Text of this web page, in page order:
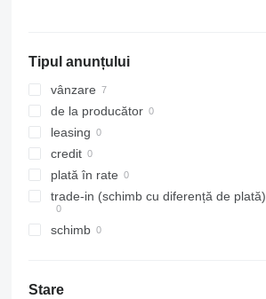
Tipul anunțului
vânzare
de la producător
leasing
credit
plată în rate
trade-in (schimb cu diferență de plată)
schimb
Stare